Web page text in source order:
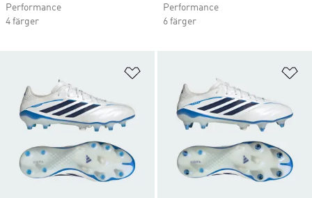
Performance
4 färger
Performance
6 färger